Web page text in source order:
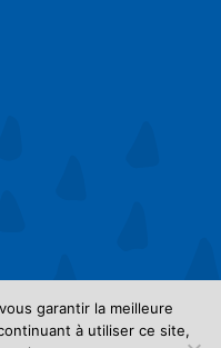
garantir la meilleure
à utiliser ce site,